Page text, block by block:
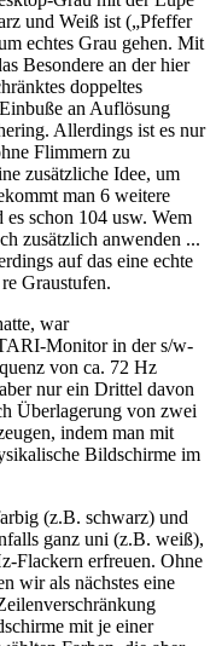
und Weiß ist („Pfeffer
echtes Grau gehen. Mit
Besondere an der hier
doppeltes
an Auflösung
Allerdings ist es nur
Flimmern zu
zusätzliche Idee, um
man 6 weitere
schon 104 usw. Wem
zusätzlich anwenden ...
auf das eine echte
Graustufen.
war
Monitor in der s/w-
von ca. 72 Hz
nur ein Drittel davon
Überlagerung von zwei
indem man mit
Bildschirme im
(z.B. schwarz) und
ganz uni (z.B. weiß),
Flackern erfreuen. Ohne
wir als nächstes eine
mit je einer